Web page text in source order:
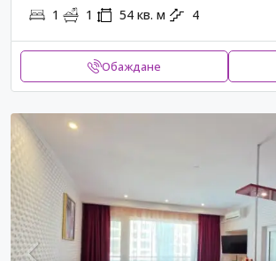
1 1 54 кв. м 4
Обаждане